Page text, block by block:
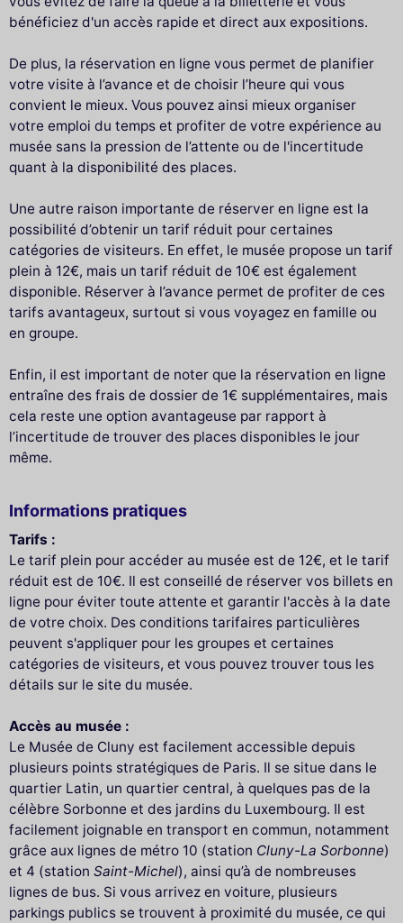
bénéficiez d'un accès rapide et direct aux expositions.
De plus, la réservation en ligne vous permet de planifier
votre visite à l’avance et de choisir l’heure qui vous
convient le mieux. Vous pouvez ainsi mieux organiser
votre emploi du temps et profiter de votre expérience au
musée sans la pression de l’attente ou de l'incertitude
quant à la disponibilité des places.
Une autre raison importante de réserver en ligne est la
possibilité d’obtenir un tarif réduit pour certaines
catégories de visiteurs. En effet, le musée propose un tarif
plein à 12€, mais un tarif réduit de 10€ est également
disponible. Réserver à l’avance permet de profiter de ces
tarifs avantageux, surtout si vous voyagez en famille ou
en groupe.
Enfin, il est important de noter que la réservation en ligne
entraîne des frais de dossier de 1€ supplémentaires, mais
cela reste une option avantageuse par rapport à
l’incertitude de trouver des places disponibles le jour
même.
Informations pratiques
Tarifs :
Le tarif plein pour accéder au musée est de 12€, et le tarif
réduit est de 10€. Il est conseillé de réserver vos billets en
ligne pour éviter toute attente et garantir l'accès à la date
de votre choix. Des conditions tarifaires particulières
peuvent s'appliquer pour les groupes et certaines
catégories de visiteurs, et vous pouvez trouver tous les
détails sur le site du musée.
Accès au musée :
Le Musée de Cluny est facilement accessible depuis
plusieurs points stratégiques de Paris. Il se situe dans le
quartier Latin, un quartier central, à quelques pas de la
célèbre Sorbonne et des jardins du Luxembourg. Il est
facilement joignable en transport en commun, notamment
grâce aux lignes de métro 10 (station Cluny-La Sorbonne)
et 4 (station Saint-Michel), ainsi qu’à de nombreuses
lignes de bus. Si vous arrivez en voiture, plusieurs
parkings publics se trouvent à proximité du musée, ce qui